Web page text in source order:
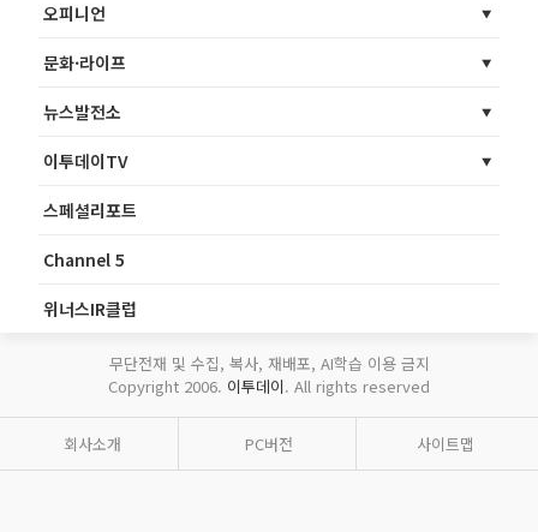
오피니언
문화·라이프
뉴스발전소
이투데이TV
스페셜리포트
Channel 5
위너스IR클럽
무단전재 및 수집, 복사, 재배포, AI학습 이용 금지
Copyright 2006. 이투데이. All rights reserved
회사소개 PC버전 사이트맵